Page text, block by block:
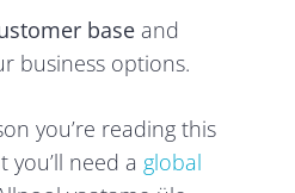
base and
business options.
you’re reading this
you’ll need aglobal